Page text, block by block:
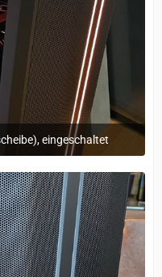
eingeschaltet